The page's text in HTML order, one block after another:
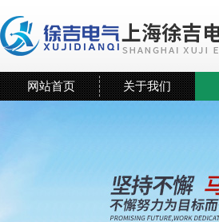
网站首页 关于我们